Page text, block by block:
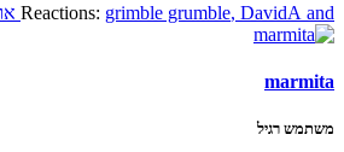
Reactions: grimble grumble, DavidA and
marmita
משתמש רגיל